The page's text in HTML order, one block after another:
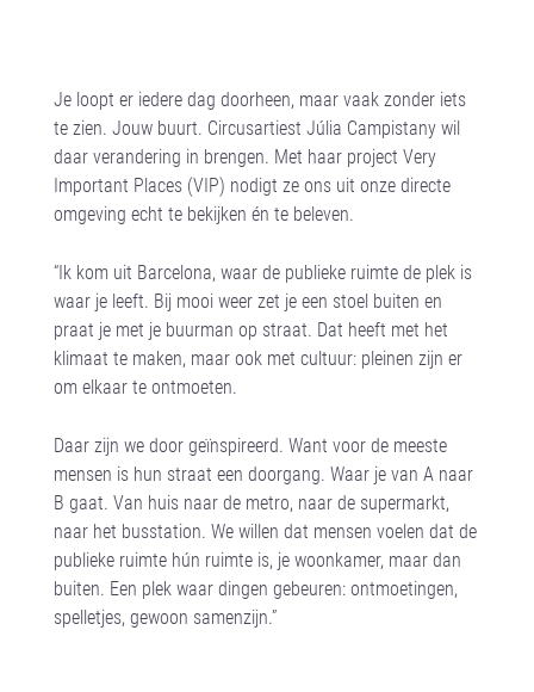
Je loopt er iedere dag doorheen, maar vaak zonder iets
te zien. Jouw buurt. Circusartiest Júlia Campistany wil
daar verandering in brengen. Met haar project Very
Important Places (VIP) nodigt ze ons uit onze directe
omgeving echt te bekijken én te beleven.
“Ik kom uit Barcelona, waar de publieke ruimte de plek is
waar je leeft. Bij mooi weer zet je een stoel buiten en
praat je met je buurman op straat. Dat heeft met het
klimaat te maken, maar ook met cultuur: pleinen zijn er
om elkaar te ontmoeten.
Daar zijn we door geïnspireerd. Want voor de meeste
mensen is hun straat een doorgang. Waar je van A naar
B gaat. Van huis naar de metro, naar de supermarkt,
naar het busstation. We willen dat mensen voelen dat de
publieke ruimte hún ruimte is, je woonkamer, maar dan
buiten. Een plek waar dingen gebeuren: ontmoetingen,
spelletjes, gewoon samenzijn.”